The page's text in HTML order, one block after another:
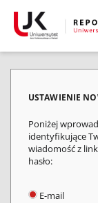
USTAWIENIE
Poniżej
identyfikujące
wiadomość z
hasło:
E-mail